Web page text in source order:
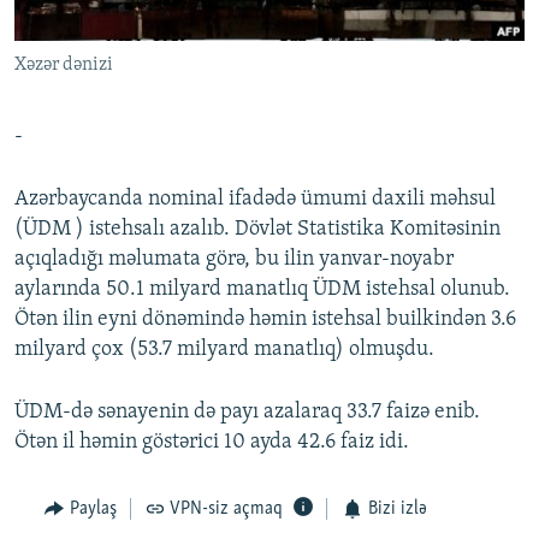
KARIKATURA
AZƏRBAYCAN ƏDƏBIYYATI KITABXANASI
İSLAM VƏ DEMOKRATIYA
PEŞƏ ETIKASI VƏ JURNALISTIKA STANDARTLARIMIZ
BIZIMLƏ ƏLAQƏ
XƏBƏR BÜLLETENLƏRIMIZ
BIZI IZLƏ
Xəzər dənizi
-
Azərbaycanda nominal ifadədə ümumi daxili məhsul
(ÜDM ) istehsalı azalıb. Dövlət Statistika Komitəsinin
açıqladığı məlumata görə, bu ilin yanvar-noyabr
aylarında 50.1 milyard manatlıq ÜDM istehsal olunub.
Ötən ilin eyni dönəmində həmin istehsal builkindən 3.6
milyard çox (53.7 milyard manatlıq) olmuşdu.
ÜDM-də sənayenin də payı azalaraq 33.7 faizə enib.
Ötən il həmin göstərici 10 ayda 42.6 faiz idi.
Paylaş VPN-siz açmaq Bizi izlə